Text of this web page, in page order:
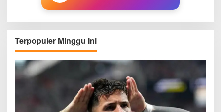
Terpopuler Minggu Ini